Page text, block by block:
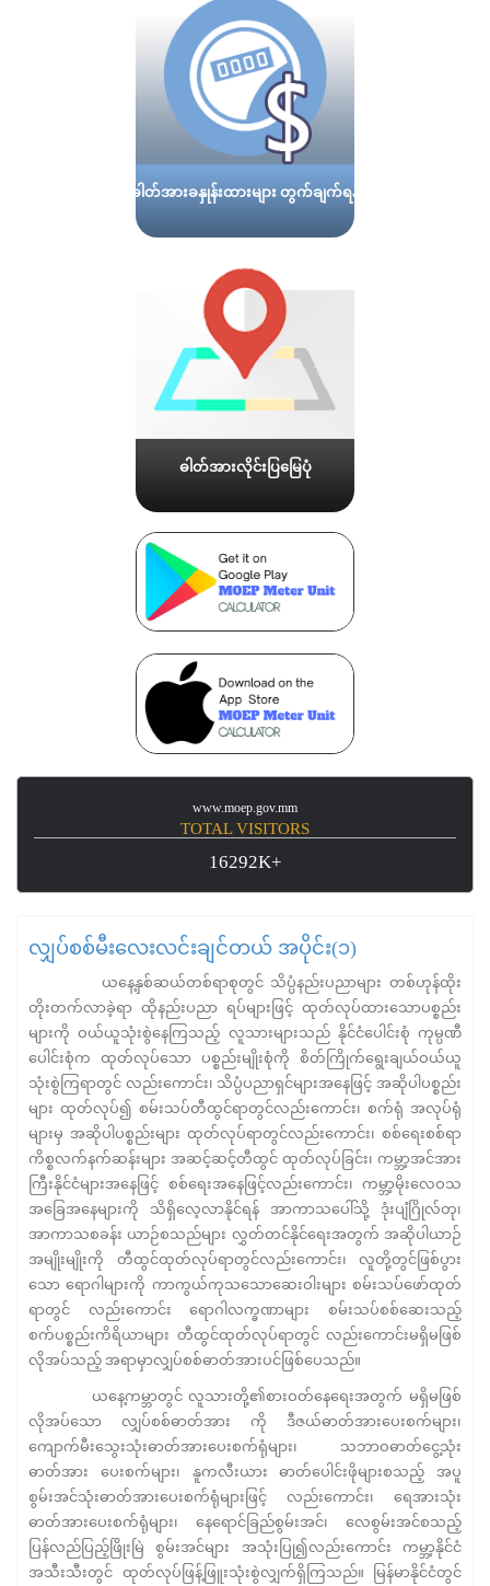
ဓါတ်အားခနှုန်းထားများ တွက်ချက်ရန်
ဓါတ်အားလိုင်းပြမြေပုံ
www.moep.gov.mm
TOTAL VISITORS
16292K+
လျှပ်စစ်မီးလေးလင်းချင်တယ် အပိုင်း(၁)
ယနေ့နှစ်ဆယ်တစ်ရာစုတွင် သိပ္ပံနည်းပညာများ တစ်ဟုန်ထိုး
တိုးတက်လာခဲ့ရာ ထိုနည်းပညာ ရပ်များဖြင့် ထုတ်လုပ်ထားသောပစ္စည်း
များကို ဝယ်ယူသုံးစွဲနေကြသည့် လူသားများသည် နိုင်ငံပေါင်းစုံ ကုမ္ပဏီ
ပေါင်းစုံက ထုတ်လုပ်သော ပစ္စည်းမျိုးစုံကို စိတ်ကြိုက်ရွေးချယ်ဝယ်ယူ
သုံးစွဲကြရာတွင် လည်းကောင်း၊ သိပ္ပံပညာရှင်များအနေဖြင့် အဆိုပါပစ္စည်း
များ ထုတ်လုပ်၍ စမ်းသပ်တီထွင်ရာတွင်လည်းကောင်း၊ စက်ရုံ အလုပ်ရုံ
များမှ အဆိုပါပစ္စည်းများ ထုတ်လုပ်ရာတွင်လည်းကောင်း၊ စစ်ရေးစစ်ရာ
ကိစ္စလက်နက်ဆန်းများ အဆင့်ဆင့်တီထွင် ထုတ်လုပ်ခြင်း၊ ကမ္ဘာ့အင်အား
ကြီးနိုင်ငံများအနေဖြင့် စစ်ရေးအနေဖြင့်လည်းကောင်း၊ ကမ္ဘာ့မိုးလေဝသ
အခြေအနေများကို သိရှိလေ့လာနိုင်ရန် အာကာသပေါ်သို့ ဒုံးပျံဂြိုလ်တု၊
အာကာသစခန်း ယာဉ်စသည်များ လွှတ်တင်နိုင်ရေးအတွက် အဆိုပါယာဉ်
အမျိုးမျိုးကို တီထွင်ထုတ်လုပ်ရာတွင်လည်းကောင်း၊ လူတို့တွင်ဖြစ်ပွား
သော ရောဂါများကို ကာကွယ်ကုသသောဆေးဝါးများ စမ်းသပ်ဖော်ထုတ်
ရာတွင် လည်းကောင်း ရောဂါလက္ခဏာများ စမ်းသပ်စစ်ဆေးသည့်
စက်ပစ္စည်းကိရိယာများ တီထွင်ထုတ်လုပ်ရာတွင် လည်းကောင်းမရှိမဖြစ်
လိုအပ်သည့် အရာမှာလျှပ်စစ်ဓာတ်အားပင်ဖြစ်ပေသည်။
ယနေ့ကမ္ဘာတွင် လူသားတို့၏စားဝတ်နေရေးအတွက် မရှိမဖြစ်
လိုအပ်သော လျှပ်စစ်ဓာတ်အား ကို ဒီဇယ်ဓာတ်အားပေးစက်များ၊
ကျောက်မီးသွေးသုံးဓာတ်အားပေးစက်ရုံများ၊ သဘာဝဓာတ်ငွေ့သုံး
ဓာတ်အား ပေးစက်များ၊ နူကလီးယား ဓာတ်ပေါင်းဖိုများစသည့် အပူ
စွမ်းအင်သုံးဓာတ်အားပေးစက်ရုံများဖြင့် လည်းကောင်း၊ ရေအားသုံး
ဓာတ်အားပေးစက်ရုံများ၊ နေရောင်ခြည်စွမ်းအင်၊ လေစွမ်းအင်စသည့်
ပြန်လည်ပြည့်ဖြိုးမြဲ စွမ်းအင်များ အသုံးပြု၍လည်းကောင်း ကမ္ဘာ့နိုင်ငံ
အသီးသီးတွင် ထုတ်လုပ်ဖြန့်ဖြူးသုံးစွဲလျှက်ရှိကြသည်။ မြန်မာနိုင်ငံတွင်